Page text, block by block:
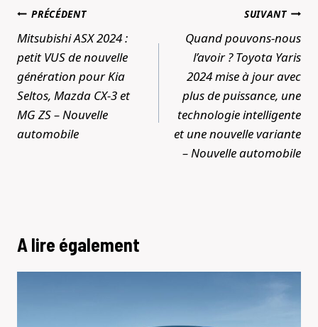
Navigation
de
l’article
PRÉCÉDENT
Mitsubishi ASX 2024 :
petit VUS de nouvelle
génération pour Kia
Seltos, Mazda CX-3 et
MG ZS – Nouvelle
automobile
SUIVANT
Quand pouvons-nous
l’avoir ? Toyota Yaris
2024 mise à jour avec
plus de puissance, une
technologie intelligente
et une nouvelle variante
– Nouvelle automobile
A lire également